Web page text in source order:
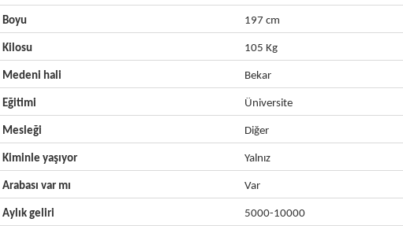
Boyu 197 cm
Kilosu 105 Kg
Medeni hali Bekar
Eğitimi Üniversite
Mesleği Diğer
Kiminle yaşıyor Yalnız
Arabası var mı Var
Aylık geliri 5000-10000